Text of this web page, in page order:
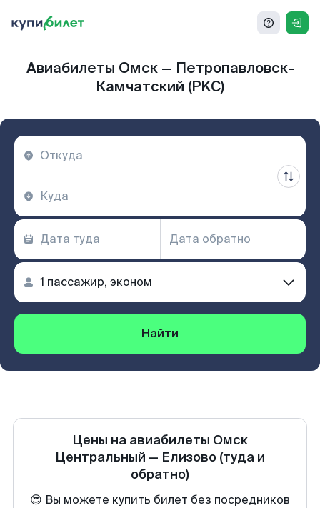
Авиабилеты Омск — Петропавловск-
Камчатский (PKC)
Найти
Цены на авиабилеты Омск
Центральный — Елизово (туда и
обратно)
😍 Вы можете купить билет без посредников